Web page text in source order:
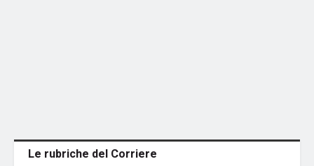
Le rubriche del Corriere